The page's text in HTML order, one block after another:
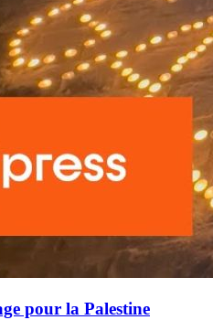
pour la Palestine